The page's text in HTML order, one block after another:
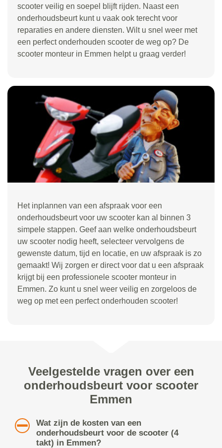
scooter veilig en soepel blijft rijden. Naast een
onderhoudsbeurt kunt u vaak ook terecht voor
reparaties en andere diensten. Wilt u snel weer met
een perfect onderhouden scooter de weg op? De
scooter monteur in Emmen helpt u graag verder!
Het inplannen van een afspraak voor een
onderhoudsbeurt voor uw scooter kan al binnen 3
simpele stappen. Geef aan welke onderhoudsbeurt
uw scooter nodig heeft, selecteer vervolgens de
gewenste datum, tijd en locatie, en uw afspraak is zo
gemaakt! Wij zorgen er direct voor dat u een afspraak
krijgt bij een professionele scooter monteur in
Emmen. Zo kunt u snel weer veilig en zorgeloos de
weg op met een perfect onderhouden scooter!
Veelgestelde vragen over een
onderhoudsbeurt voor scooter
Emmen
Wat zijn de kosten van een
onderhoudsbeurt voor de scooter (4
takt) in Emmen?